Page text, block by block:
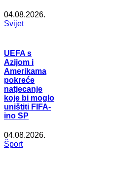
04.08.2026.
Svijet
UEFA s
Azijom i
Amerikama
pokreće
natjecanje
koje bi moglo
uništiti FIFA-
ino SP
04.08.2026.
Šport